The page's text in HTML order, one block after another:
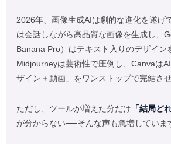
2026年、画像生成AIは劇的な進化を遂げ
は会話しながら高品質な画像を生成し、
Banana Pro）はテキスト入りのデザイン
Midjourneyは芸術性で圧倒し、Canvaは
ザイン＋動画」をワンストップで完結させ
ただし、ツールが増えた分だけ 「結局ど
が分からない──そんな声も急増していま